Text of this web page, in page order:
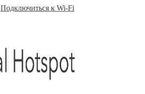
Подключиться к Wi-Fi